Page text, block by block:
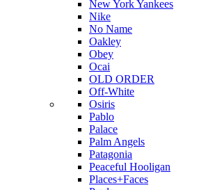
New York Yankees
Nike
No Name
Oakley
Obey
Ocai
OLD ORDER
Off-White
Osiris
Pablo
Palace
Palm Angels
Patagonia
Peaceful Hooligan
Places+Faces